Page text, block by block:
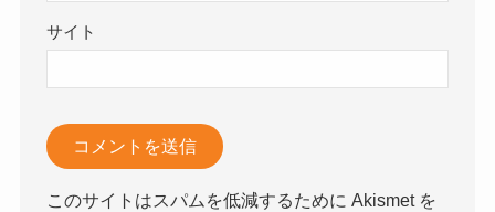
サイト
このサイトはスパムを低減するために Akismet を